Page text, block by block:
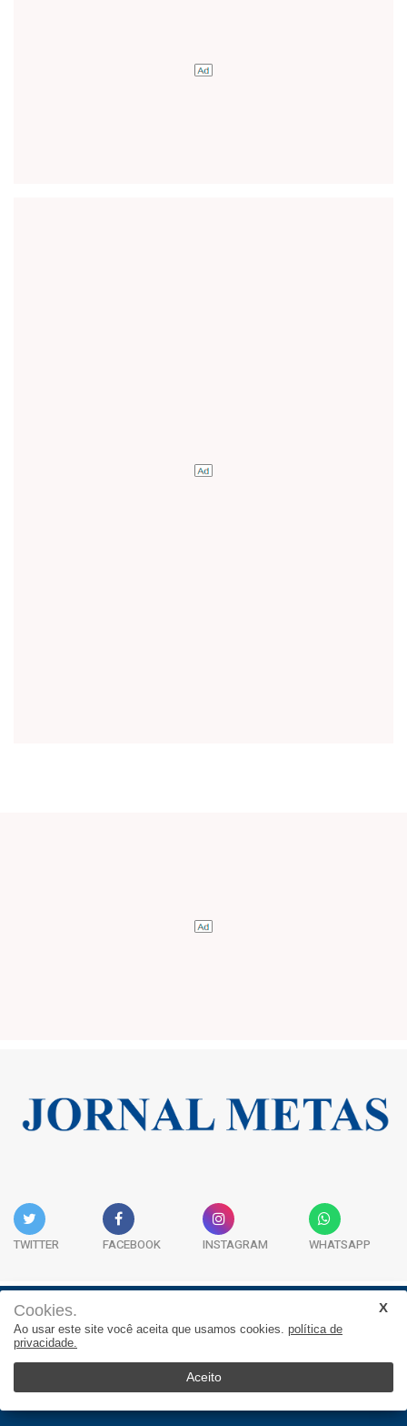
TWITTER FACEBOOK INSTAGRAM WHATSAPP
JORNAL METAS - Rua São José, 253, Sala 302, Centro
Empresarial Atitude - (47) 3332 1620
Cookies.
Ao usar este site você aceita que usamos cookies. política de
privacidade.
Aceito